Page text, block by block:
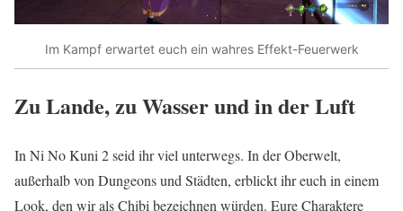
Im Kampf erwartet euch ein wahres Effekt-Feuerwerk
Zu Lande, zu Wasser und in der Luft
In Ni No Kuni 2 seid ihr viel unterwegs. In der Oberwelt,
außerhalb von Dungeons und Städten, erblickt ihr euch in einem
Look, den wir als Chibi bezeichnen würden. Eure Charaktere